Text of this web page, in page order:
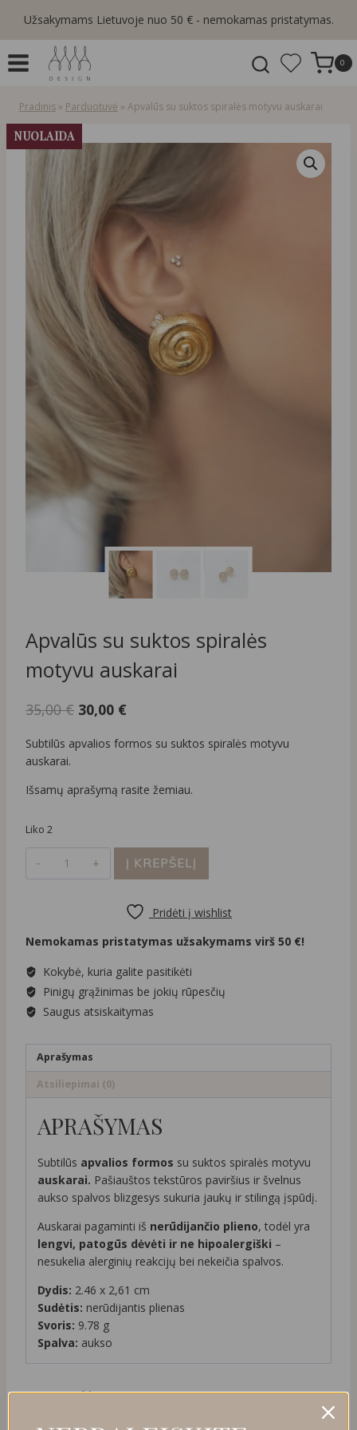
content
Užsakymams Lietuvoje nuo 50 € - nemokamas pristatymas.
0
Pradinis » Parduotuvė » Apvalūs su suktos spiralės motyvu auskarai
NUOLAIDA
Apvalūs su suktos spiralės
motyvu auskarai
35,00€ Original
was:
30,00 €
is:
Subtilūs apvalios formos su suktos spiralės motyvu
auskarai.
Išsamų aprašymą rasite žemiau.
Liko 2
spiralės
auskarai
Į KREPŠELĮ
Pridėti į wishlist
Nemokamas pristatymas užsakymams virš 50 €!
Kokybė, kuria galite pasitikėti
Pinigų grąžinimas be jokių rūpesčių
Saugus atsiskaitymas
Aprašymas
Atsiliepimai (0)
APRAŠYMAS
Subtilūs apvalios formos su suktos spiralės motyvu
auskarai. Pašiauštos tekstūros paviršius ir švelnus
aukso spalvos blizgesys sukuria jaukų ir stilingą įspūdį.
Auskarai pagaminti iš nerūdijančio plieno, todėl yra
lengvi, patogūs dėvėti ir ne hipoalergiški –
nesukelia alerginių reakcijų bei nekeičia spalvos.
Dydis: 2.46 x 2,61 cm
Sudėtis: nerūdijantis plienas
Svoris: 9.78 g
Spalva: aukso
PANAŠŪS PRODUKTAI